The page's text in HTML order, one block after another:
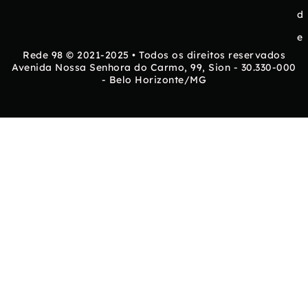
d
e
Rede 98 © 2021-2025 • Todos os direitos reservados
Avenida Nossa Senhora do Carmo, 99, Sion - 30.330-000
- Belo Horizonte/MG